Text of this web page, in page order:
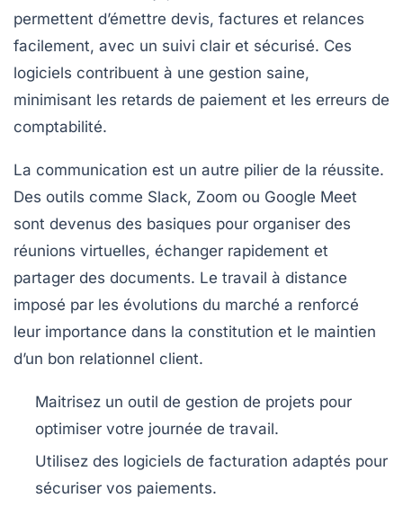
permettent d’émettre devis, factures et relances
facilement, avec un suivi clair et sécurisé. Ces
logiciels contribuent à une gestion saine,
minimisant les retards de paiement et les erreurs de
comptabilité.
La communication est un autre pilier de la réussite.
Des outils comme Slack, Zoom ou Google Meet
sont devenus des basiques pour organiser des
réunions virtuelles, échanger rapidement et
partager des documents. Le travail à distance
imposé par les évolutions du marché a renforcé
leur importance dans la constitution et le maintien
d’un bon relationnel client.
Maitrisez un outil de gestion de projets pour
optimiser votre journée de travail.
Utilisez des logiciels de facturation adaptés pour
sécuriser vos paiements.